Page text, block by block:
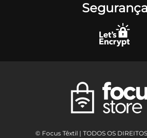
Segurança
© Focus Têxtil | TODOS OS